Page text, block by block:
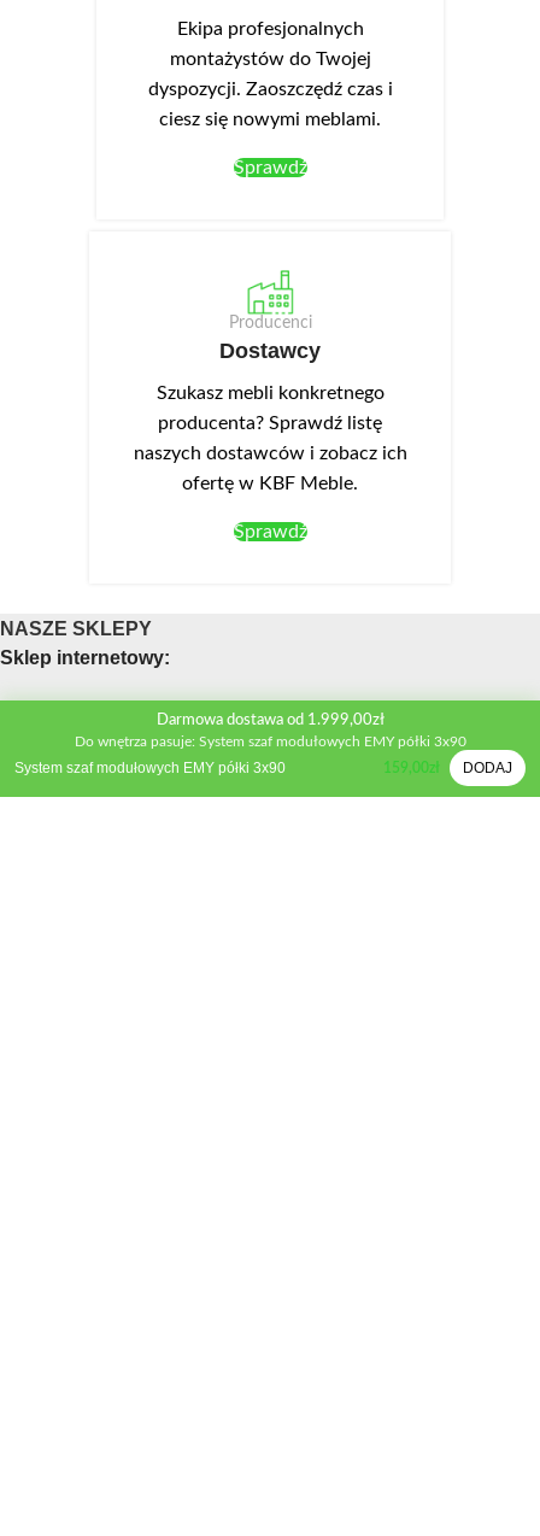
Ekipa profesjonalnych
montażystów do Twojej
dyspozycji. Zaoszczędź czas i
ciesz się nowymi meblami.
Sprawdź
Producenci
Dostawcy
Szukasz mebli konkretnego
producenta? Sprawdź listę
naszych dostawców i zobacz ich
ofertę w KBF Meble.
Sprawdź
NASZE SKLEPY
Sklep internetowy:
Obsługa telefoniczna sklepu
Telefon:+48 533 312 041
Darmowa dostawa od 1.999,00zł
Do wnętrza pasuje: System szaf modułowych EMY półki 3x90
System szaf modułowych EMY półki 3x90 159,00zł DODAJ